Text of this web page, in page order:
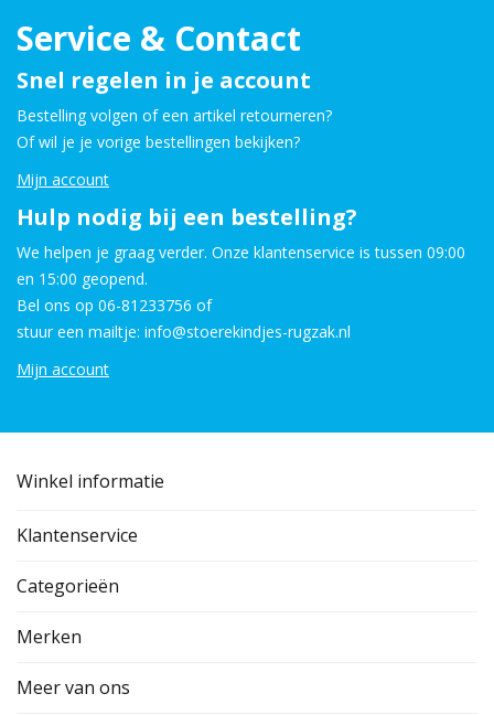
Service & Contact
Snel regelen in je account
Bestelling volgen of een artikel retourneren?
Of wil je je vorige bestellingen bekijken?
Mijn account
Hulp nodig bij een bestelling?
We helpen je graag verder. Onze klantenservice is tussen 09:00
en 15:00 geopend.
Bel ons op 06-81233756 of
stuur een mailtje: info@stoerekindjes-rugzak.nl
Mijn account
Winkel informatie
Klantenservice
Categorieën
Merken
Meer van ons